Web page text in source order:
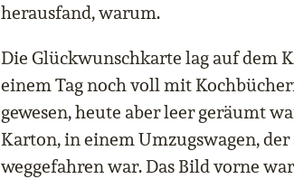
herausfand, warum.
Die Glückwunschkarte lag auf dem
einem Tag noch voll mit
gewesen, heute aber leer geräumt
Karton, in einem Umzugswagen, der
weggefahren war. Das Bild vorne